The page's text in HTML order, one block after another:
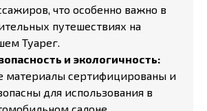
что особенно важно в
путешествиях на
Туарег.
и экологичность:
материалы сертифицированы и
для использования в